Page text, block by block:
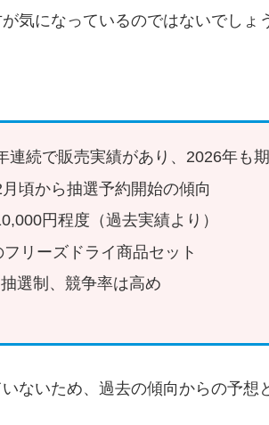
気になっているのではないでしょ
連続で販売実績があり、2026年も
頃から抽選予約開始の傾向
円程度（過去実績より）
フリーズドライ商品セット
選制、競争率は高め
ないため、過去の傾向からの予想